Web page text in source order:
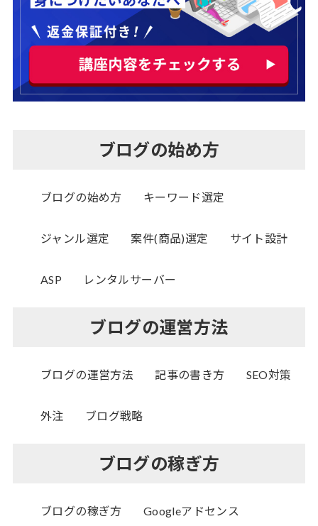
ブログの始め方
ブログの始め方 キーワード選定
ジャンル選定 案件(商品)選定 サイト設計
ASP レンタルサーバー
ブログの運営方法
ブログの運営方法 記事の書き方 SEO対策
外注 ブログ戦略
ブログの稼ぎ方
ブログの稼ぎ方 Googleアドセンス